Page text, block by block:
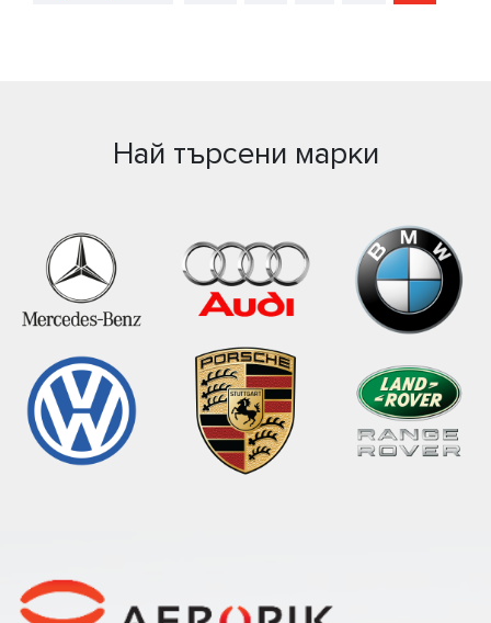
Най търсени марки